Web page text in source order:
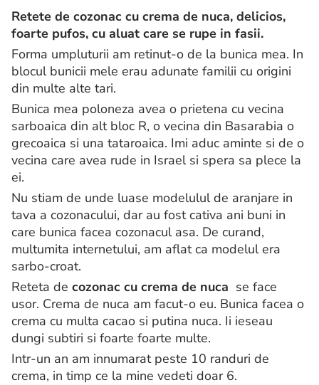
Retete de cozonac cu crema de nuca, delicios,
foarte pufos, cu aluat care se rupe in fasii.
Forma umpluturii am retinut-o de la bunica mea. In
blocul bunicii mele erau adunate familii cu origini
din multe alte tari.
Bunica mea poloneza avea o prietena cu vecina
sarboaica din alt bloc R, o vecina din Basarabia o
grecoaica si una tataroaica. Imi aduc aminte si de o
vecina care avea rude in Israel si spera sa plece la
ei.
Nu stiam de unde luase modelulul de aranjare in
tava a cozonacului, dar au fost cativa ani buni in
care bunica facea cozonacul asa. De curand,
multumita internetului, am aflat ca modelul era
sarbo-croat.
Reteta de cozonac cu crema de nuca se face
usor. Crema de nuca am facut-o eu. Bunica facea o
crema cu multa cacao si putina nuca. Ii ieseau
dungi subtiri si foarte foarte multe.
Intr-un an am innumarat peste 10 randuri de
crema, in timp ce la mine vedeti doar 6.